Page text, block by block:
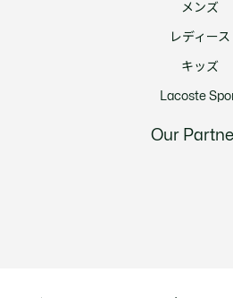
メンズ
レディース
キッズ
Lacoste
Our